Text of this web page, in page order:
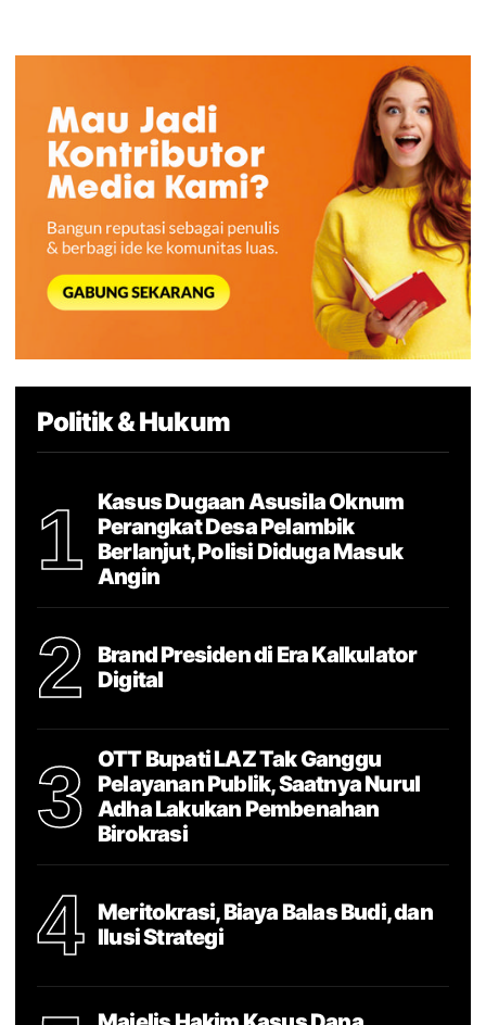
Politik & Hukum
1
Kasus Dugaan Asusila Oknum
Perangkat Desa Pelambik
Berlanjut, Polisi Diduga Masuk
Angin
2
Brand Presiden di Era Kalkulator
Digital
3
OTT Bupati LAZ Tak Ganggu
Pelayanan Publik, Saatnya Nurul
Adha Lakukan Pembenahan
Birokrasi
4
Meritokrasi, Biaya Balas Budi, dan
Ilusi Strategi